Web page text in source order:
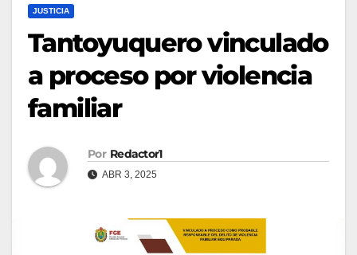
JUSTICIA
Tantoyuquero vinculado
a proceso por violencia
familiar
Por Redactor1
ABR 3, 2025